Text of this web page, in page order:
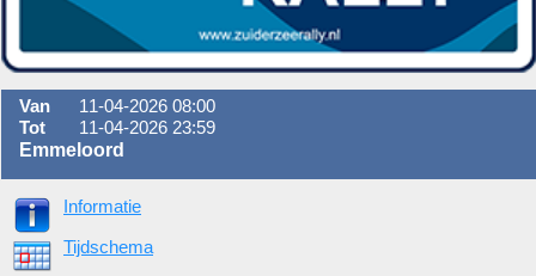
Van
11-04-2026 08:00
Tot
11-04-2026 23:59
Emmeloord
Informatie
Tijdschema